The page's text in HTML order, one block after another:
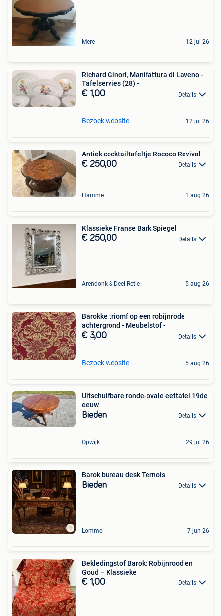
Mere 12 jul 26
Richard Ginori, Manifattura di Laveno -
Tafelservies (28) -
€ 1,00 Details
Bezoek website 12 jul 26
Antiek cocktailtafeltje Rococo Revival
€ 250,00 Details
Hamme 1 aug 26
Klassieke Franse Bark Spiegel
€ 250,00 Details
Arendonk & Deel Retie 5 aug 26
Barokke triomf op een robijnrode
achtergrond - Meubelstof -
€ 3,00 Details
Bezoek website 5 aug 26
Uitschuifbare ronde-ovale eettafel 19de
eeuw
Bieden Details
Opwijk 29 jul 26
Barok bureau desk Ternois
Bieden Details
Lommel 7 jun 26
Bekledingstof Barok: Robijnrood en
Goud – Klassieke
€ 1,00 Details